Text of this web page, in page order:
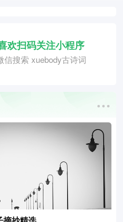
欢扫码关注小程序
信搜索 xuebody古诗词